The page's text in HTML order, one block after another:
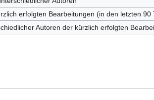
erfolgten Bearbeitungen (in den letzten 90
Autoren der kürzlich erfolgten